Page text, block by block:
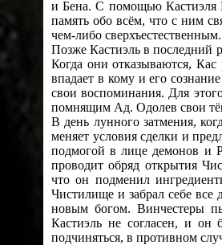
и Бена. С помощью Кастиэля
память обо всём, что с ним
чем-либо сверхъестественным.
Позже Кастиэль в последний
Когда они отказываются,
впадает в кому и его
свои воспоминания. Для
помнящим Ад. Одолев свои
В день лунного затмения,
меняет условия сделки и
подмогой в лице демонов и
проводит обряд открытия
что он подменил
Чистилище и забрал себе все
новым богом. Винчестеры
Кастиэль не согласен, и
подчиняться, в противном